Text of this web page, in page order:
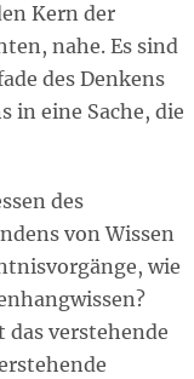
Kern der
nahe. Es sind
des Denkens
in eine Sache, die
des
von Wissen
wie
verstehende